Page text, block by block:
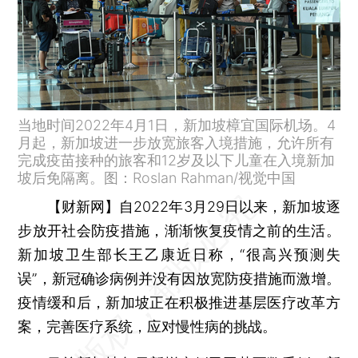
当地时间2022年4月1日，新加坡樟宜国际机场。4
月起，新加坡进一步放宽旅客入境措施，允许所有
完成疫苗接种的旅客和12岁及以下儿童在入境新加
坡后免隔离。图：Roslan Rahman/视觉中国
【财新网】 自2022年3月29日以来，新加坡逐
步放开社会防疫措施，渐渐恢复疫情之前的生活。
新加坡卫生部长王乙康近日称，“很高兴预测失
误”，新冠确诊病例并没有因放宽防疫措施而激增。
疫情缓和后，新加坡正在积极推进基层医疗改革方
案，完善医疗系统，应对慢性病的挑战。